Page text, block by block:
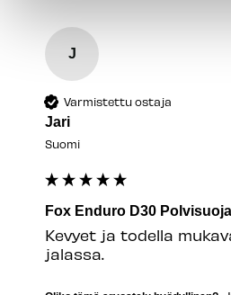
J
Varmistettu ostaja
Jari
Suomi
Fox Enduro D30
Kevyet ja todella
jalassa.